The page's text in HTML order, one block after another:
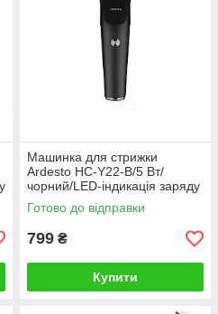
Машинка для стрижки
Ardesto HC-Y22-B/5 Вт/
чорний/LED-індикація заряду
Готово до відправки
799 ₴
Купити